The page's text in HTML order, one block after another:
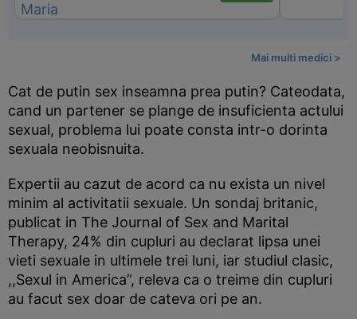
Mai multi medici >
Cat de putin sex inseamna prea putin? Cateodata,
cand un partener se plange de insuficienta actului
sexual, problema lui poate consta intr-o dorinta
sexuala neobisnuita.
Expertii au cazut de acord ca nu exista un nivel
minim al activitatii sexuale. Un sondaj britanic,
publicat in The Journal of Sex and Marital
Therapy, 24% din cupluri au declarat lipsa unei
vieti sexuale in ultimele trei luni, iar studiul clasic,
,,Sexul in America”, releva ca o treime din cupluri
au facut sex doar de cateva ori pe an.